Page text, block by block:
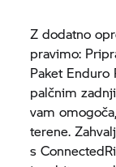
Z dodatno
pravimo:
Paket
palčnim
vam
terene.
s